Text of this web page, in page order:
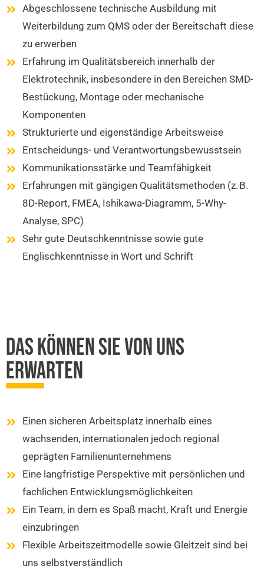
Abgeschlossene technische Ausbildung mit
Weiterbildung zum QMS oder der Bereitschaft diese
zu erwerben
Erfahrung im Qualitätsbereich innerhalb der
Elektrotechnik, insbesondere in den Bereichen SMD-
Bestückung, Montage oder mechanische
Komponenten
Strukturierte und eigenständige Arbeitsweise
Entscheidungs- und Verantwortungsbewusstsein
Kommunikationsstärke und Teamfähigkeit
Erfahrungen mit gängigen Qualitätsmethoden (z. B.
8D-Report, FMEA, Ishikawa-Diagramm, 5-Why-
Analyse, SPC)
Sehr gute Deutschkenntnisse sowie gute
Englischkenntnisse in Wort und Schrift
DAS KÖNNEN SIE VON UNS
ERWARTEN
Einen sicheren Arbeitsplatz innerhalb eines
wachsenden, internationalen jedoch regional
geprägten Familienunternehmens
Eine langfristige Perspektive mit persönlichen und
fachlichen Entwicklungsmöglichkeiten
Ein Team, in dem es Spaß macht, Kraft und Energie
einzubringen
Flexible Arbeitszeitmodelle sowie Gleitzeit sind bei
uns selbstverständlich